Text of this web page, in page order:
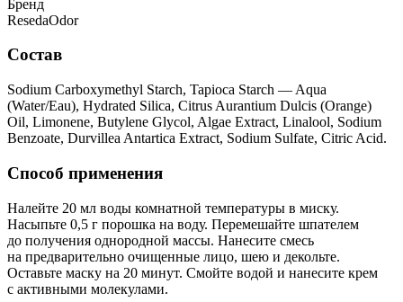
Бренд
ResedaOdor
Состав
Sodium Carboxymethyl Starch, Tapioca Starch — Aqua
(Water/Eau), Hydrated Silica, Citrus Aurantium Dulcis (Orange)
Oil, Limonene, Butylene Glycol, Algae Extract, Linalool, Sodium
Benzoate, Durvillea Antartica Extract, Sodium Sulfate, Citric Acid.
Способ применения
Налейте 20 мл воды комнатной температуры в миску.
Насыпьте 0,5 г порошка на воду. Перемешайте шпателем
до получения однородной массы. Нанесите смесь
на предварительно очищенные лицо, шею и декольте.
Оставьте маску на 20 минут. Смойте водой и нанесите крем
с активными молекулами.